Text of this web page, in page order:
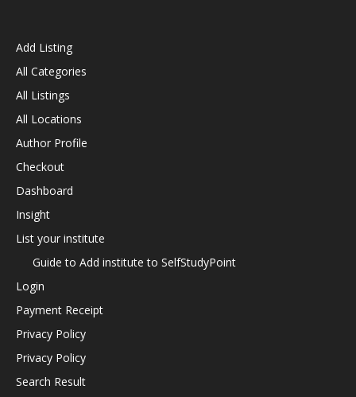
Add Listing
All Categories
All Listings
All Locations
Author Profile
Checkout
Dashboard
Insight
List your institute
Guide to Add institute to SelfStudyPoint
Login
Payment Receipt
Privacy Policy
Privacy Policy
Search Result